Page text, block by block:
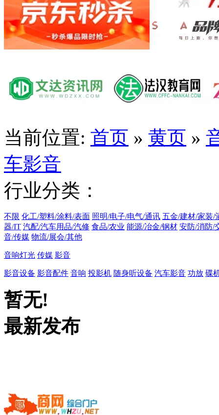
当前位置: 首页 » 黄页 »
车影音
行业分类：
不限 化工/塑料/涂料/表面 照明/电子/电气/通讯 五金/建材/家装/
器/IT 汽配/汽车用品/汽修 食品/农业 能源/冶金/钢材 安防/消防/
音/传媒 物流/展会/其他
音响灯光 传媒 影音
影音设备 影音配件 音响 投影机 随身听设备 汽车影音 功放 碟
暂无!
最新发布